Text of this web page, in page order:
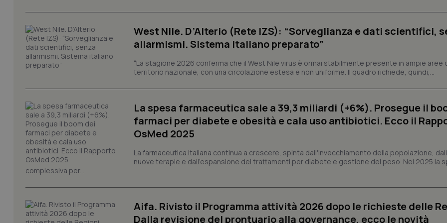
West Nile. D’Alterio (Rete IZS): “Sorveglianza e dati scientifici,
allarmismi. Sistema italiano preparato”
“La stagione 2026 conferma che il West Nile virus è ormai stabilmente presente in ampie aree
territorio nazionale, con una circolazione estesa e non uniforme. Il quadro richiede, quindi,...
La spesa farmaceutica sale a 39,3 miliardi (+6%). Prosegue il
farmaci per diabete e obesità e cala uso antibiotici. Ecco il
OsMed 2025
La farmaceutica italiana continua a crescere, spinta dall'invecchiamento della popolazione,
nuove terapie e dall'espansione dei trattamenti per diabete e gestione del peso. Nel 2025 la
complessiva per...
Aifa. Rivisto il Programma attività 2026 dopo le richieste delle
Dalla revisione del prontuario alla governance, ecco le novità
I cookie necessari contribuiscono a rendere fruibile il sito web abilitandone funzionalità di base quali la
Nome
Fornitore Dominio Scadenza
Descrizione
VISITOR_PRIVACY_METADATA
YouTube
interazione con il sito. Registra i
del visitatore riguardo a varie
impostazioni sulla privacy,
www.quotidianosanita.it
settimane
Script.com per ricordare le
sui cookie dei visitatori. È
dei cookie di Cookie-Script.com
correttamente.
2 giorni
.quotidianosanita.it
mese
Universal Analytics, che è un
significativo del servizio di
utilizzato da Google. Questo